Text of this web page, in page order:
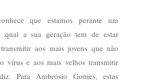
que estamos perante um
qual a sua geração tem de estar
aos mais jovens que não
vírus e aos mais velhos transmitir
Para Ambrósio Gomes, estas